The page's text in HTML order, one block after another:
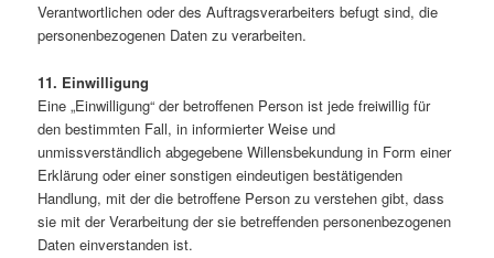
Verantwortlichen oder des Auftragsverarbeiters befugt sind, die
personenbezogenen Daten zu verarbeiten.
11. Einwilligung
Eine „Einwilligung“ der betroffenen Person ist jede freiwillig für
den bestimmten Fall, in informierter Weise und
unmissverständlich abgegebene Willensbekundung in Form einer
Erklärung oder einer sonstigen eindeutigen bestätigenden
Handlung, mit der die betroffene Person zu verstehen gibt, dass
sie mit der Verarbeitung der sie betreffenden personenbezogenen
Daten einverstanden ist.